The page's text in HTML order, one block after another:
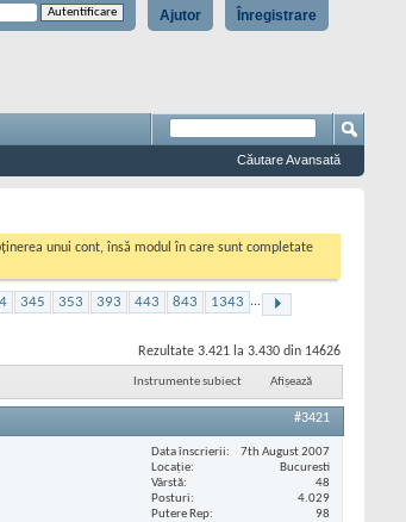
Înregistrare
Ajutor
Căutare Avansată
unui cont, însă modul în care sunt completate
345 353 393 443 843 1343 ...
Rezultate 3.421 la 3.430 din 14626
Instrumente subiect Afișează
#3421
Data înscrierii
7th August 2007
Locaţie
Bucuresti
Vârstă
48
Posturi
4.029
Putere Rep
98